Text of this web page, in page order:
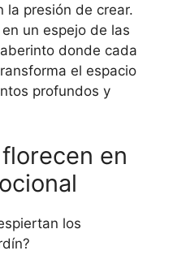
la presión de crear.
un espejo de las
donde cada
el espacio
profundos y
en
los